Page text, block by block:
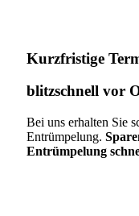
Kurzfristige
blitzschnell vor
Bei uns erhalten Sie
Entrümpelung.
Entrümpelung